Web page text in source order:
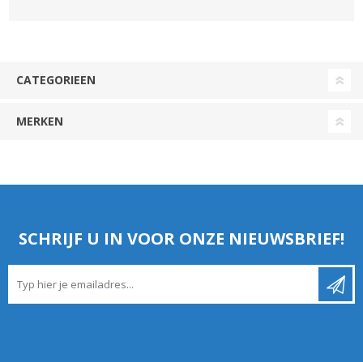
CATEGORIEEN
MERKEN
SCHRIJF U IN VOOR ONZE NIEUWSBRIEF!